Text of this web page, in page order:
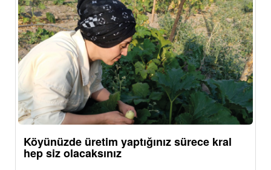
Köyünüzde üretim yaptığınız sürece kral
hep siz olacaksınız